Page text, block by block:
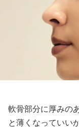
軟骨部分に厚みの
と薄くなっていい